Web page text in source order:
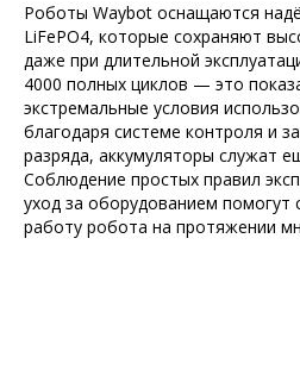
Роботы Waybot оснащаются
LiFePO4, которые сохраняют
даже при длительной
4000 полных циклов — это
экстремальные условия
благодаря системе контроля и
разряда, аккумуляторы служат
Соблюдение простых правил
уход за оборудованием помогут
работу робота на протяжении